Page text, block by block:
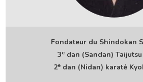
Fondateur du Shindokan
3edan (Sandan) Taijutsu
2edan (Nidan) karaté